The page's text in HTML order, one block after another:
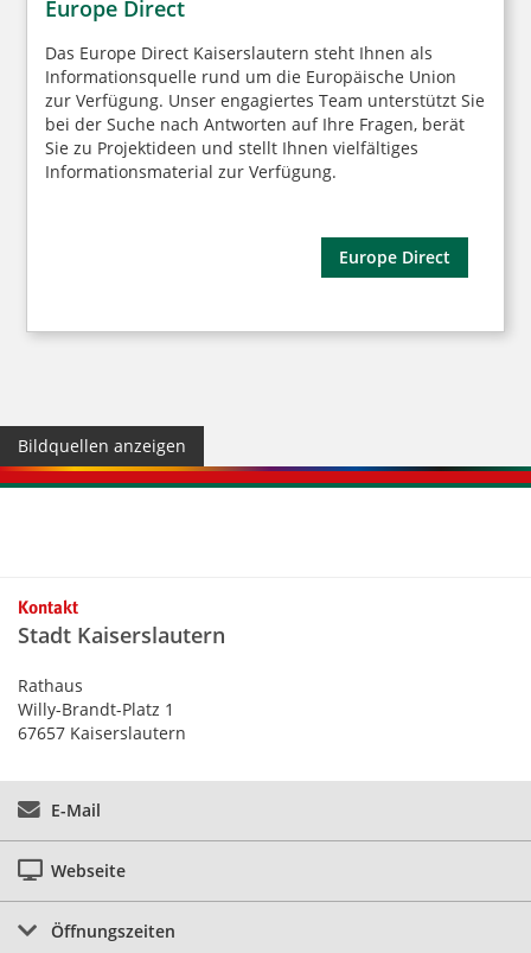
Europe Direct
Das Europe Direct Kaiserslautern steht Ihnen als
Informationsquelle rund um die Europäische Union
zur Verfügung. Unser engagiertes Team unterstützt Sie
bei der Suche nach Antworten auf Ihre Fragen, berät
Sie zu Projektideen und stellt Ihnen vielfältiges
Informationsmaterial zur Verfügung.
Europe Direct
Bildquellen anzeigen
Kontaktinformationen und Weiterführendes
Kontakt
Stadt Kaiserslautern
Rathaus
Willy-Brandt-Platz 1
67657 Kaiserslautern
E-Mail
Webseite
Öffnungszeiten